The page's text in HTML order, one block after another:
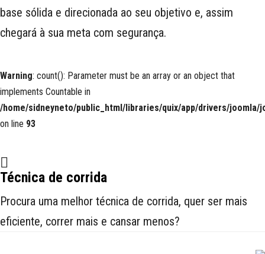
base sólida e direcionada ao seu objetivo e, assim
chegará à sua meta com segurança.
Warning: count(): Parameter must be an array or an object that
implements Countable in
/home/sidneyneto/public_html/libraries/quix/app/drivers/joomla/
on line 93
Técnica de corrida
Procura uma melhor técnica de corrida, quer ser mais
eficiente, correr mais e cansar menos?